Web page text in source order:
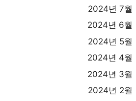
2024년 7월
2024년 6월
2024년 5월
2024년 4월
2024년 3월
2024년 2월